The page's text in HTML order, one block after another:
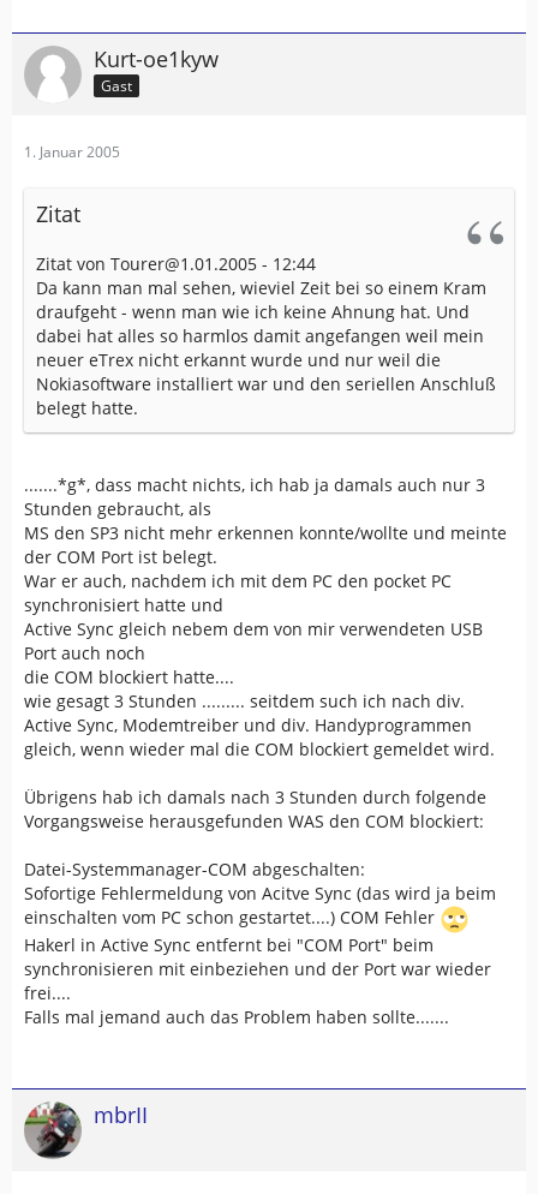
Kurt-oe1kyw
Gast
1. Januar 2005
Zitat
Zitat von Tourer@1.01.2005 - 12:44
Da kann man mal sehen, wieviel Zeit bei so einem Kram
draufgeht - wenn man wie ich keine Ahnung hat. Und
dabei hat alles so harmlos damit angefangen weil mein
neuer eTrex nicht erkannt wurde und nur weil die
Nokiasoftware installiert war und den seriellen Anschluß
belegt hatte.
.......*g*, dass macht nichts, ich hab ja damals auch nur 3
Stunden gebraucht, als
MS den SP3 nicht mehr erkennen konnte/wollte und meinte
der COM Port ist belegt.
War er auch, nachdem ich mit dem PC den pocket PC
synchronisiert hatte und
Active Sync gleich nebem dem von mir verwendeten USB
Port auch noch
die COM blockiert hatte....
wie gesagt 3 Stunden ......... seitdem such ich nach div.
Active Sync, Modemtreiber und div. Handyprogrammen
gleich, wenn wieder mal die COM blockiert gemeldet wird.
Übrigens hab ich damals nach 3 Stunden durch folgende
Vorgangsweise herausgefunden WAS den COM blockiert:
Datei-Systemmanager-COM abgeschalten:
Sofortige Fehlermeldung von Acitve Sync (das wird ja beim
einschalten vom PC schon gestartet....) COM Fehler
Hakerl in Active Sync entfernt bei "COM Port" beim
synchronisieren mit einbeziehen und der Port war wieder
frei....
Falls mal jemand auch das Problem haben sollte.......
mbrII